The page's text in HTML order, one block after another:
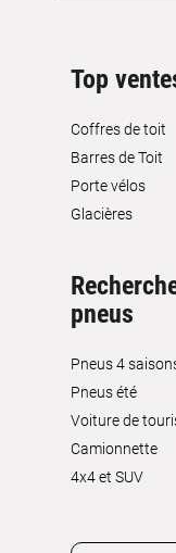
Top
Coffres de toit
Barres de Toit
Porte vélos
Glacières
pneus
Pneus 4
Pneus été
Voiture de
Camionnette
4x4 et SUV